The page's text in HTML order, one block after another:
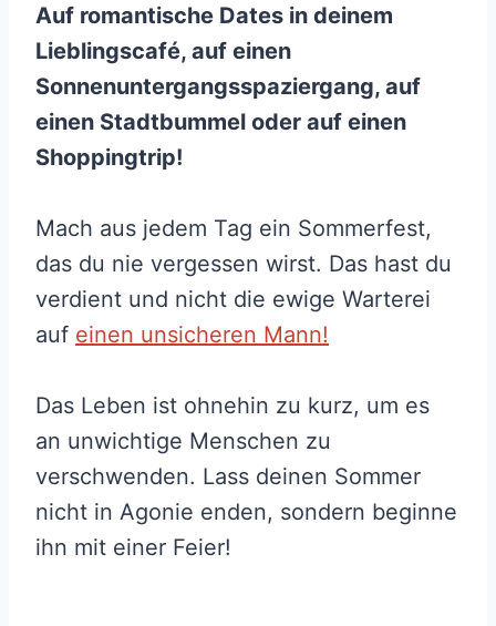
Auf romantische Dates in deinem
Lieblingscafé, auf einen
Sonnenuntergangsspaziergang, auf
einen Stadtbummel oder auf einen
Shoppingtrip!
Mach aus jedem Tag ein Sommerfest,
das du nie vergessen wirst. Das hast du
verdient und nicht die ewige Warterei
auf einen unsicheren Mann!
Das Leben ist ohnehin zu kurz, um es
an unwichtige Menschen zu
verschwenden. Lass deinen Sommer
nicht in Agonie enden, sondern beginne
ihn mit einer Feier!